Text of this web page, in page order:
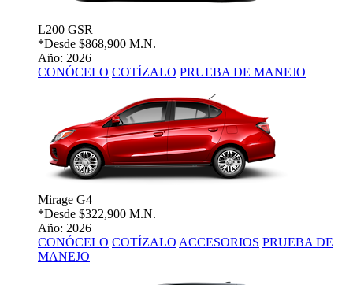
L200 GSR
*Desde $868,900 M.N.
Año: 2026
CONÓCELO COTÍZALO PRUEBA DE MANEJO
Mirage G4
*Desde $322,900 M.N.
Año: 2026
CONÓCELO COTÍZALO ACCESORIOS PRUEBA DE
MANEJO